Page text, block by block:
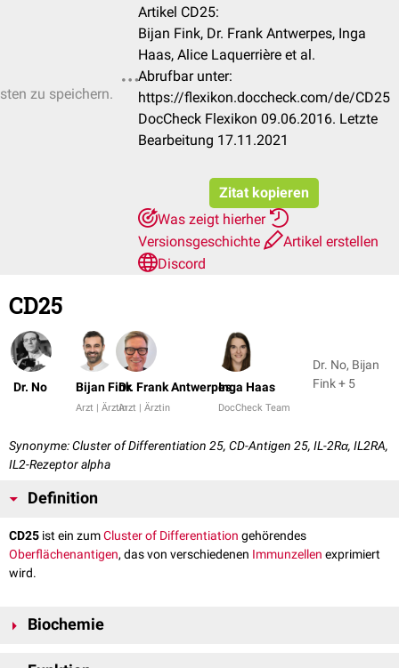
zu speichern.
Artikel CD25:
Bijan Fink, Dr. Frank Antwerpes, Inga
Haas, Alice Laquerrière et al.
Abrufbar unter:
https://flexikon.doccheck.com/de/CD25
DocCheck Flexikon 09.06.2016. Letzte
Bearbeitung 17.11.2021
Zitat kopieren
Was zeigt hierher
Versionsgeschichte
Artikel erstellen
Discord
CD25
Dr. No Bijan Fink
Arzt | Ärztin
Dr. Frank Antwerpes
Arzt | Ärztin
Inga Haas
DocCheck Team
Dr. No, Bijan
Fink + 5
Synonyme: Cluster of Differentiation 25, CD-Antigen 25, IL-2Rα, IL2RA,
IL2-Rezeptor alpha
Definition
CD25 ist ein zumCluster of Differentiation gehörendes
Oberflächenantigen, das von verschiedenen Immunzellen exprimiert
wird.
Biochemie